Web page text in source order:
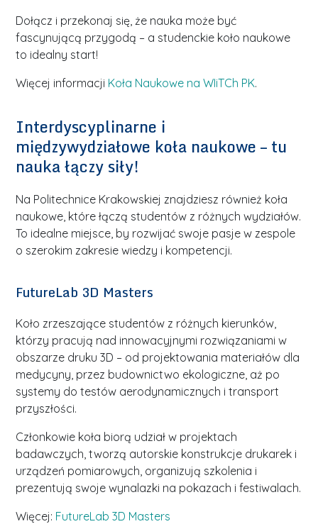
Dołącz i przekonaj się, że nauka może być
fascynującą przygodą – a studenckie koło naukowe
to idealny start!
Więcej informacji Koła Naukowe na WIiTCh PK.
Interdyscyplinarne i
międzywydziałowe koła naukowe – tu
nauka łączy siły!
Na Politechnice Krakowskiej znajdziesz również koła
naukowe, które łączą studentów z różnych wydziałów.
To idealne miejsce, by rozwijać swoje pasje w zespole
o szerokim zakresie wiedzy i kompetencji.
FutureLab 3D Masters
Koło zrzeszające studentów z różnych kierunków,
którzy pracują nad innowacyjnymi rozwiązaniami w
obszarze druku 3D – od projektowania materiałów dla
medycyny, przez budownictwo ekologiczne, aż po
systemy do testów aerodynamicznych i transport
przyszłości.
Członkowie koła biorą udział w projektach
badawczych, tworzą autorskie konstrukcje drukarek i
urządzeń pomiarowych, organizują szkolenia i
prezentują swoje wynalazki na pokazach i festiwalach.
Więcej: FutureLab 3D Masters